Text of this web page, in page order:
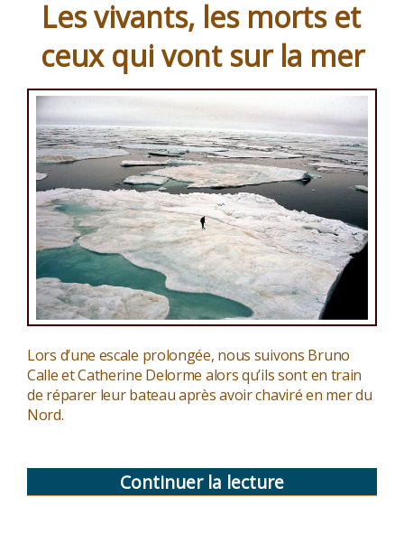
des
phoquiers »
Les vivants, les morts et
ceux qui vont sur la mer
Lors d’une escale prolongée, nous suivons Bruno
Calle et Catherine Delorme alors qu’ils sont en train
de réparer leur bateau après avoir chaviré en mer du
Nord.
Continuer la lecture